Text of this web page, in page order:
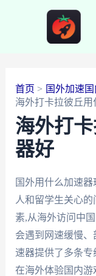
首页
国外加速
海外打卡拉彼丘用
海外打
器好
国外用什么加速
人和留学生关心
素,从海外访问中
会遇到网速缓慢
速器提供了多条
在海外体验国内游